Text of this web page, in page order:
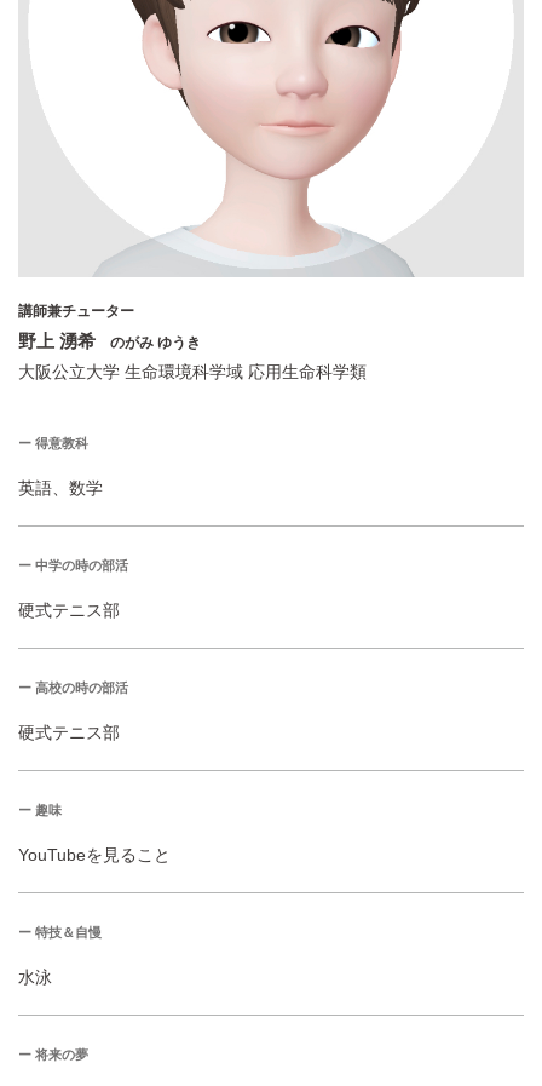
講師兼チューター
野上 湧希 のがみ ゆうき
大阪公立大学 生命環境科学域 応用生命科学類
ー 得意教科
英語、数学
ー 中学の時の部活
硬式テニス部
ー 高校の時の部活
硬式テニス部
ー 趣味
YouTubeを見ること
ー 特技＆自慢
水泳
ー 将来の夢